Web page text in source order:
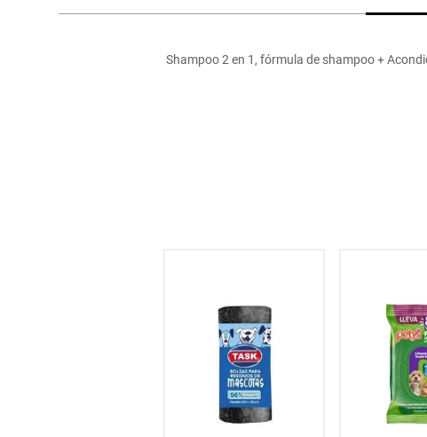
otros
Shampoo 2 en 1, fórmula de shampoo +